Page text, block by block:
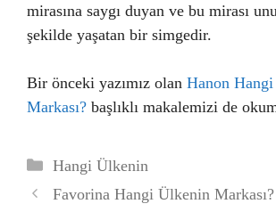
mirasına saygı duyan ve bu mirası
şekilde yaşatan bir simgedir.
Bir önceki yazımız olan Hanon
Markası? başlıklı makalemizi de
Kategoriler
Hangi Ülkenin
Favorina Hangi Ülkenin Markası?